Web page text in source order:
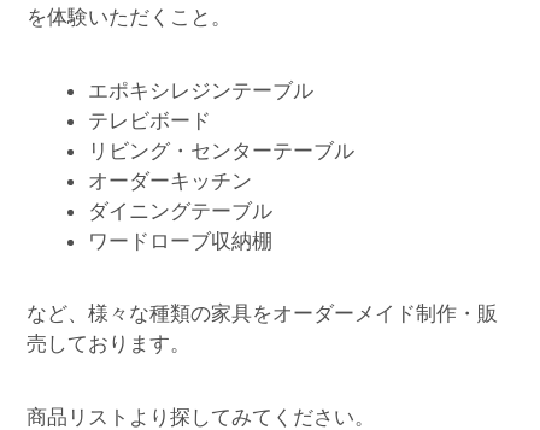
を体験いただくこと。
エポキシレジンテーブル
テレビボード
リビング・センターテーブル
オーダーキッチン
ダイニングテーブル
ワードローブ収納棚
など、様々な種類の家具をオーダーメイド制作・販
売しております。
商品リストより探してみてください。